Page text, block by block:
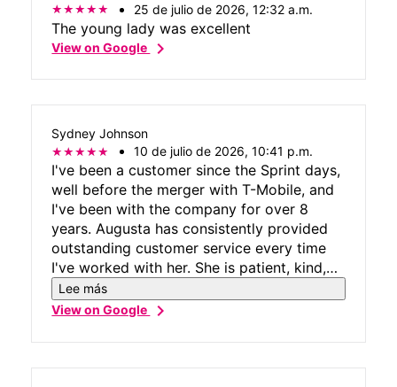
25 de julio de 2026, 12:32 a.m.
The young lady was excellent
View on Googlechevron_right
Sydney Johnson
10 de julio de 2026, 10:41 p.m.
I've been a customer since the Sprint days,
well before the merger with T-Mobile, and
I've been with the company for over 8
years. Augusta has consistently provided
outstanding customer service every time
I've worked with her. She is patient, kind,
and always goes above and beyond to
make sure I'm happy and that all of my
to explain everything clearly and never
makes me feel rushed. I always leave the
Lee más
View on Googlechevron_right